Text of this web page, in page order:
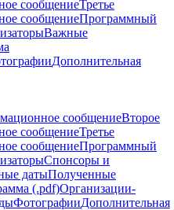
сообщениеТретье
сообщениеПрограммный
Важные
Дополнительная
сообщениеВторое
сообщениеТретье
сообщениеПрограммный
Спонсоры и
датыПолученные
(.pdf)Организации-
ФотографииДополнительная